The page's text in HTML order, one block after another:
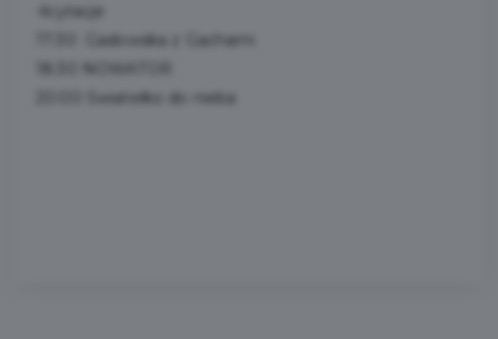
-licytacje
17:30 Gadowska z Gachami
20:00 Światełko do nieba